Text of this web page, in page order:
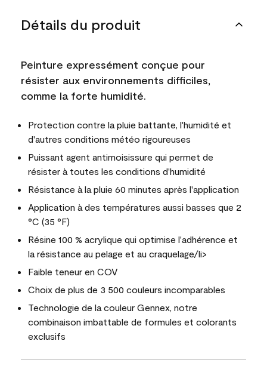
Détails du produit
Peinture expressément conçue pour
résister aux environnements difficiles,
comme la forte humidité.
Protection contre la pluie battante, l'humidité et
d'autres conditions météo rigoureuses
Puissant agent antimoisissure qui permet de
résister à toutes les conditions d'humidité
Résistance à la pluie 60 minutes après l'application
Application à des températures aussi basses que 2
°C (35 °F)
Résine 100 % acrylique qui optimise l'adhérence et
la résistance au pelage et au craquelage/li>
Faible teneur en COV
Choix de plus de 3 500 couleurs incomparables
Technologie de la couleur Gennex, notre
combinaison imbattable de formules et colorants
exclusifs